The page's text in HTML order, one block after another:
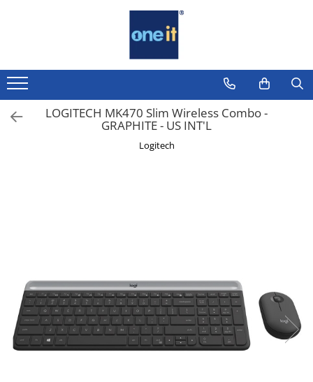
Laptop, Tablete & Telefoane
Laptop / Notebook
Notebook Consumer
Apple AirTag
Inele Smart
Ochelari Smart
Smartphone IPhone
LOGITECH MK470 Slim Wireless Combo -
GRAPHITE - US INT'L
Logitech